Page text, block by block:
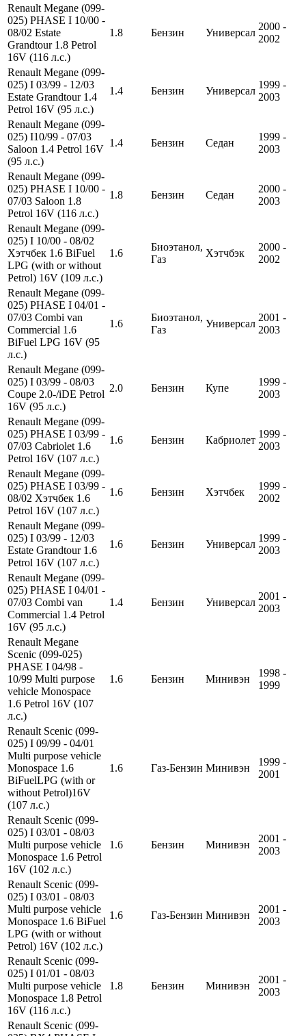
Renault Megane (099-
025) PHASE I 10/00 -
08/02 Estate
Grandtour 1.8 Petrol
16V (116 л.с.)
1.8 Бензин Универсал
2000 -
2002
Renault Megane (099-
025) I 03/99 - 12/03
Estate Grandtour 1.4
Petrol 16V (95 л.с.)
1.4 Бензин Универсал
1999 -
2003
Renault Megane (099-
025) I10/99 - 07/03
Saloon 1.4 Petrol 16V
(95 л.с.)
1.4 Бензин Седан
1999 -
2003
Renault Megane (099-
025) PHASE I 10/00 -
07/03 Saloon 1.8
Petrol 16V (116 л.с.)
1.8 Бензин Седан
2000 -
2003
Renault Megane (099-
025) I 10/00 - 08/02
Хэтчбек 1.6 BiFuel
LPG (with or without
Petrol) 16V (109 л.с.)
1.6
Биоэтанол,
Газ
Хэтчбэк
2000 -
2002
Renault Megane (099-
025) PHASE I 04/01 -
07/03 Combi van
Commercial 1.6
BiFuel LPG 16V (95
л.с.)
1.6
Биоэтанол,
Газ
Универсал
2001 -
2003
Renault Megane (099-
025) I 03/99 - 08/03
Coupe 2.0-/iDE Petrol
16V (95 л.с.)
2.0 Бензин Купе
1999 -
2003
Renault Megane (099-
025) PHASE I 03/99 -
07/03 Cabriolet 1.6
Petrol 16V (107 л.с.)
1.6 Бензин Кабриолет
1999 -
2003
Renault Megane (099-
025) PHASE I 03/99 -
08/02 Хэтчбек 1.6
Petrol 16V (107 л.с.)
1.6 Бензин Хэтчбек
1999 -
2002
Renault Megane (099-
025) I 03/99 - 12/03
Estate Grandtour 1.6
Petrol 16V (107 л.с.)
1.6 Бензин Универсал
1999 -
2003
Renault Megane (099-
025) PHASE I 04/01 -
07/03 Combi van
Commercial 1.4 Petrol
16V (95 л.с.)
1.4 Бензин Универсал
2001 -
2003
Renault Megane
Scenic (099-025)
PHASE I 04/98 -
10/99 Multi purpose
vehicle Monospace
1.6 Petrol 16V (107
л.с.)
1.6 Бензин Минивэн
1998 -
1999
Renault Scenic (099-
025) I 09/99 - 04/01
Multi purpose vehicle
Monospace 1.6
BiFuelLPG (with or
without Petrol)16V
(107 л.с.)
1.6 Газ-Бензин Минивэн
1999 -
2001
Renault Scenic (099-
025) I 03/01 - 08/03
Multi purpose vehicle
Monospace 1.6 Petrol
16V (102 л.с.)
1.6 Бензин Минивэн
2001 -
2003
Renault Scenic (099-
025) I 03/01 - 08/03
Multi purpose vehicle
Monospace 1.6 BiFuel
LPG (with or without
Petrol) 16V (102 л.с.)
1.6 Газ-Бензин Минивэн
2001 -
2003
Renault Scenic (099-
025) I 01/01 - 08/03
Multi purpose vehicle
Monospace 1.8 Petrol
16V (116 л.с.)
1.8 Бензин Минивэн
2001 -
2003
Renault Scenic (099-